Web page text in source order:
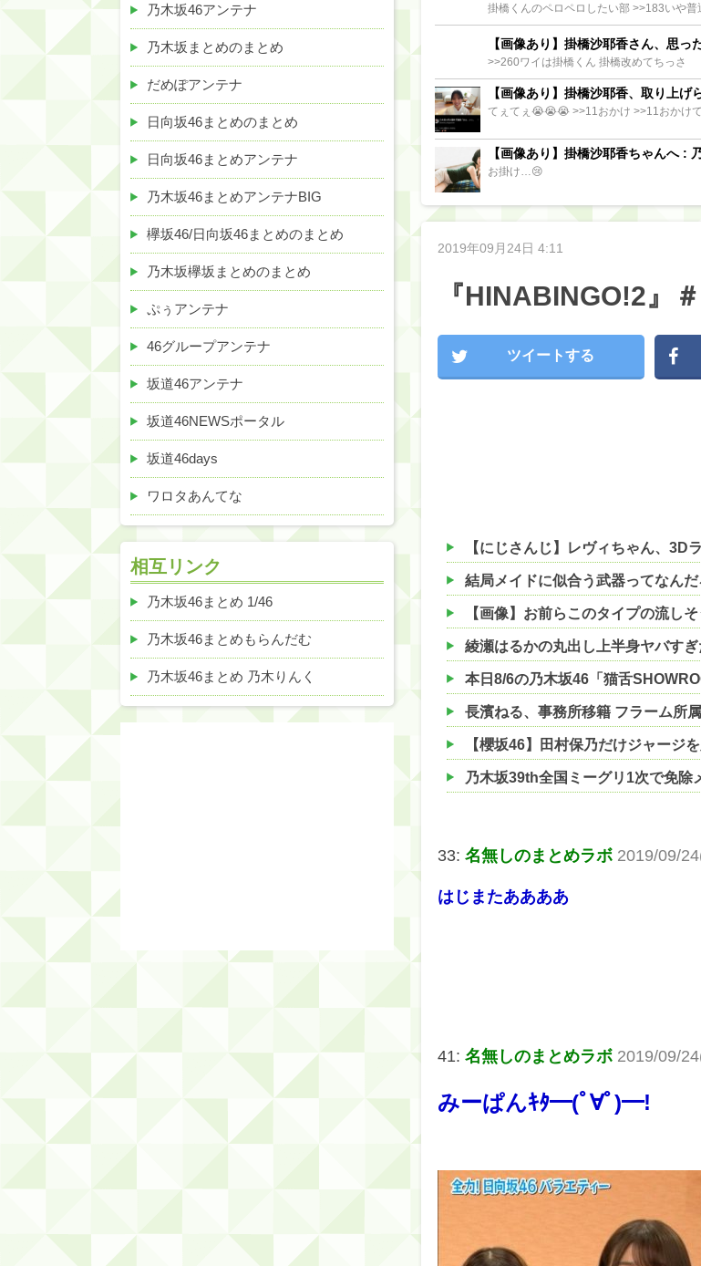
掛橋くんのペロペロしたい部 >>183いや普
【画像あり】掛橋沙耶香さん、思
>>260ワイは掛橋くん 掛橋改めてちっさ
【画像あり】掛橋沙耶香、取り上
てぇてぇ😭😭😭 >>11おかけ >>11おかけ
【画像あり】掛橋沙耶香ちゃんへ
お掛け…😢
2019年09月24日 4:11
『HINABINGO!2
ツイートする
結局メイドに似合う武器ってなん
【画像】お前らこのタイプの流し
綾瀬はるかの丸出し上半身ヤバす
本日8/6の乃木坂46「猫舌
長濱ねる、事務所移籍 フラーム所
【櫻坂46】田村保乃だけジャージ
乃木坂39th全国ミーグリ1次で免除
【櫻坂46】ミーグリで喧嘩！？山
【速報】中村麗乃ちゃんの思い出
筒井あやめ、アレをチラリ。こう
33: 名無しのまとめラボ 2019/09/
はじまたああああ
41: 名無しのまとめラボ 2019/09/
みーぱんｷﾀ━(ﾟ∀ﾟ)━!
乃木坂46アンテナ
乃木坂まとめのまとめ
だめぽアンテナ
日向坂46まとめのまとめ
日向坂46まとめアンテナ
乃木坂46まとめアンテナBIG
欅坂46/日向坂46まとめのまとめ
乃木坂欅坂まとめのまとめ
ぷぅアンテナ
46グループアンテナ
坂道46アンテナ
坂道46NEWSポータル
坂道46days
ワロタあんてな
相互リンク
乃木坂46まとめ 1/46
乃木坂46まとめもらんだむ
乃木坂46まとめ 乃木りんく